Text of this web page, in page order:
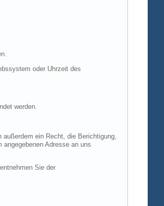
oder Uhrzeit des
werden.
ein Recht, die Berichtigung,
Adresse an uns
Sie der